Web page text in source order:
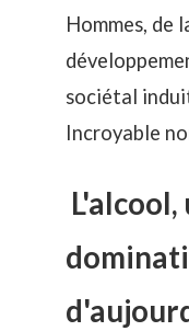
Hommes, de
sociétal
Incroyable
L'alcool,